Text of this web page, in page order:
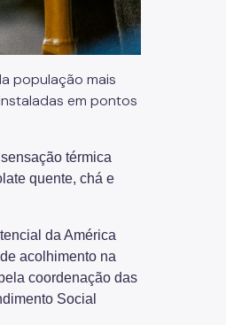
população mais
em pontos
térmica
quente, chá e
da América
acolhimento na
coordenação das
Social